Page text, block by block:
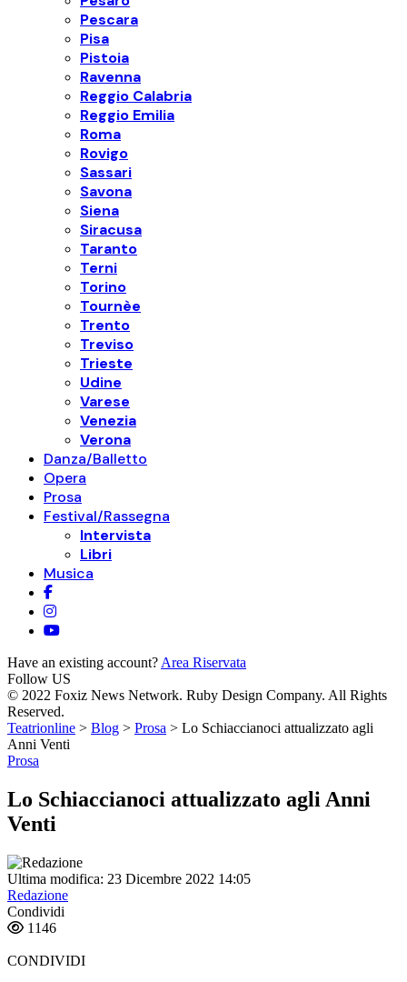
Pescara
Pisa
Pistoia
Ravenna
Reggio Calabria
Reggio Emilia
Roma
Rovigo
Sassari
Savona
Siena
Siracusa
Taranto
Terni
Torino
Tournèe
Trento
Treviso
Trieste
Udine
Varese
Venezia
Verona
Danza/Balletto
Opera
Prosa
Festival/Rassegna
Intervista
Libri
Musica
Have an existing account? Area Riservata
Follow US
© 2022 Foxiz News Network. Ruby Design Company. All Rights
Reserved.
Teatrionline > Blog > Prosa > Lo Schiaccianoci attualizzato agli
Anni Venti
Prosa
Lo Schiaccianoci attualizzato agli Anni
Venti
Ultima modifica: 23 Dicembre 2022 14:05
Redazione
Condividi
1146
CONDIVIDI